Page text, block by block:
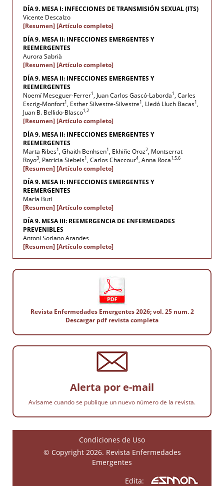
DÍA 9. MESA I: INFECCIONES DE TRANSMISIÓN SEXUAL (ITS)
Vicente Descalzo
[Resumen][Artículo completo]
DÍA 9. MESA II: INFECCIONES EMERGENTES Y
REEMERGENTES
Aurora Sabrià
[Resumen][Artículo completo]
DÍA 9. MESA II: INFECCIONES EMERGENTES Y
REEMERGENTES
Noemí Meseguer-Ferrer1, Juan Carlos Gascó-Laborda1, Carles
Escrig-Monfort1, Esther Silvestre-Silvestre1, Lledó Lluch Bacas1,
Juan B. Bellido-Blasco1,2
[Resumen][Artículo completo]
DÍA 9. MESA II: INFECCIONES EMERGENTES Y
REEMERGENTES
Marta Ribes1, Ghaith Benhsen1, Ekhiñe Oroz2, Montserrat
Royo3, Patricia Siebels1, Carlos Chaccour4, Anna Roca1,5,6
[Resumen][Artículo completo]
DÍA 9. MESA II: INFECCIONES EMERGENTES Y
REEMERGENTES
María Buti
[Resumen][Artículo completo]
DÍA 9. MESA III: REEMERGENCIA DE ENFERMEDADES
PREVENIBLES
Antoni Soriano Arandes
[Resumen][Artículo completo]
Revista Enfermedades Emergentes 2026; vol. 25 num. 2
Descargar pdf revista completa
Alerta por e-mail
Avísame cuando se publique un nuevo número de la revista.
Condiciones de Uso
© Copyright 2026. Revista Enfermedades
Emergentes
Edita: